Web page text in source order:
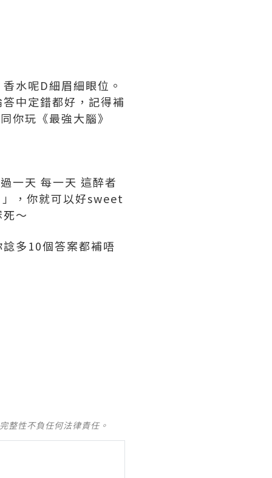
水呢D細眉細眼位。
中定錯都好，記得補
你玩《最強大腦》
一天 每一天 這醉者
，你就可以好sweet
～
多10個答案都補唔
整性不負任何法律責任。